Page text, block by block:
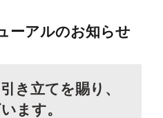
ーアルのお知らせ
き立てを賜り、
ます。